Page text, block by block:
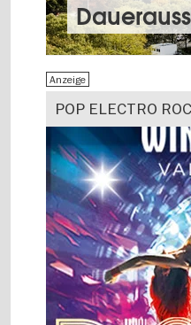
POP ELECTRO
Anzeige